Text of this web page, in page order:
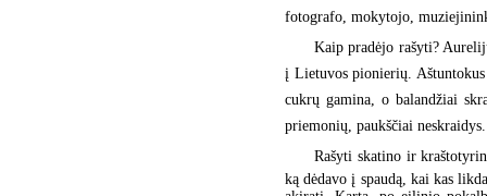
fotografo, mokytojo,
Kaip pradėjo rašyti?
į Lietuvos pionierių.
cukrų gamina, o balandžiai
priemonių, paukščiai
Rašyti skatino ir
ką dėdavo į spaudą, kai kas